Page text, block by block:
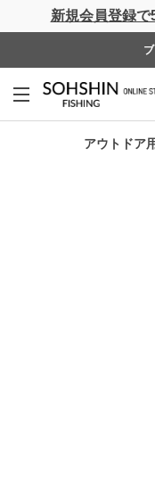
新規会員登録で
アウトドア
ライフベスト ウェ
ホーム > RBB >